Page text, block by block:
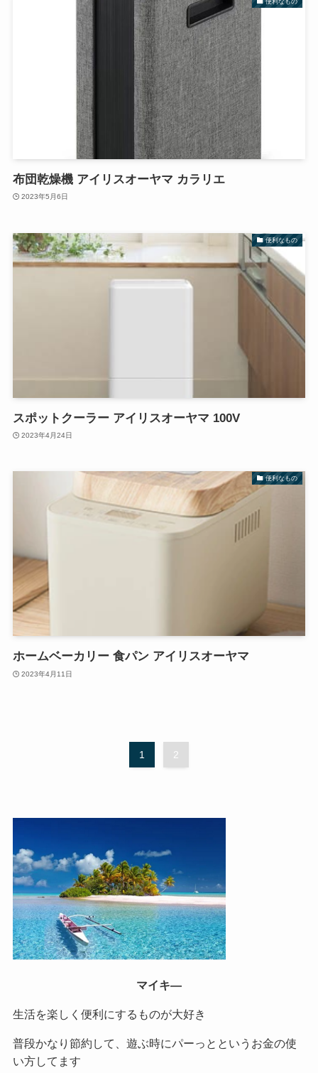
布団乾燥機 アイリスオーヤマ カラリエ
2023年5月6日
便利なもの
スポットクーラー アイリスオーヤマ 100V
2023年4月24日
便利なもの
ホームベーカリー 食パン アイリスオーヤマ
2023年4月11日
1 2
マイキ―
生活を楽しく便利にするものが大好き
普段かなり節約して、遊ぶ時にパーっとというお金の使
い方してます